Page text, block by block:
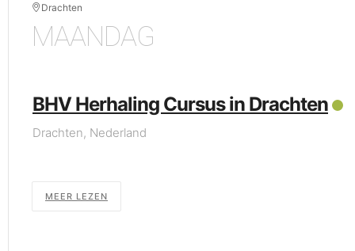
Drachten
MAANDAG
BHV Herhaling Cursus in Drachten
Drachten, Nederland
MEER LEZEN